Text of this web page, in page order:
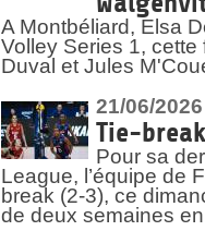
A Montbéliard, Elsa
Volley Series 1,
Duval et Jules
21/06/2026
Tie-
Pour sa
League, l’équipe de
break (2-3), ce
de deux semaines